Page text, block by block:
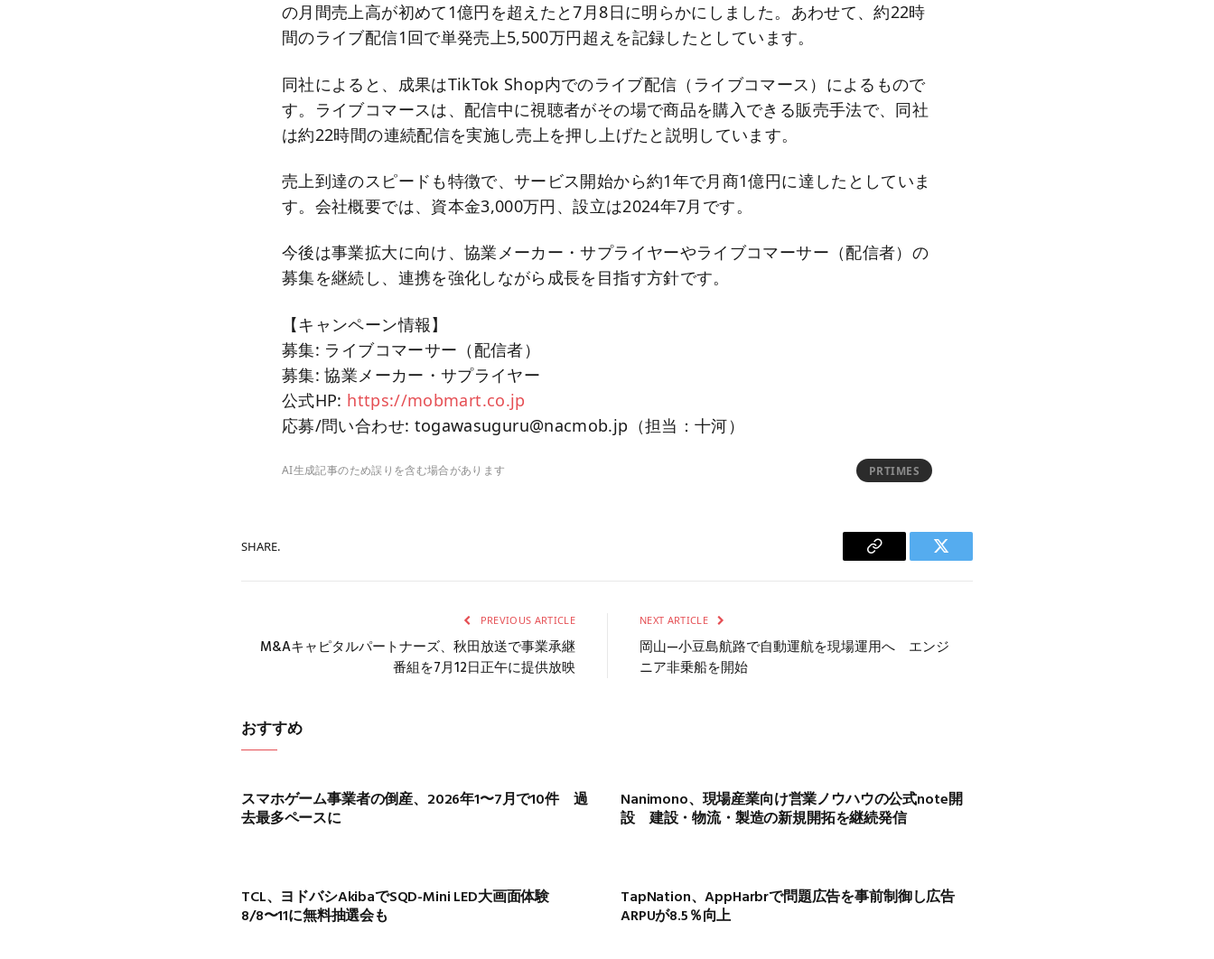
の月間売上高が初めて1億円を超えたと7月8日に明らかにしました。あわせて、約22時
間のライブ配信1回で単発売上5,500万円超えを記録したとしています。
同社によると、成果はTikTok Shop内でのライブ配信（ライブコマース）によるもので
す。ライブコマースは、配信中に視聴者がその場で商品を購入できる販売手法で、同社
は約22時間の連続配信を実施し売上を押し上げたと説明しています。
売上到達のスピードも特徴で、サービス開始から約1年で月商1億円に達したとしていま
す。会社概要では、資本金3,000万円、設立は2024年7月です。
今後は事業拡大に向け、協業メーカー・サプライヤーやライブコマーサー（配信者）の
募集を継続し、連携を強化しながら成長を目指す方針です。
【キャンペーン情報】
募集: ライブコマーサー（配信者）
募集: 協業メーカー・サプライヤー
公式HP: https://mobmart.co.jp
応募/問い合わせ: togawasuguru@nacmob.jp（担当：十河）
AI生成記事のため誤りを含む場合があります PRTIMES
SHARE.
Copy
Twitter
PREVIOUS ARTICLE
M&Aキャピタルパートナーズ、秋田放送で事業承継
番組を7月12日正午に提供放映
NEXT ARTICLE
岡山—小豆島航路で自動運航を現場運用へ エンジ
ニア非乗船を開始
おすすめ
スマホゲーム事業者の倒産、2026年1〜7月で10件 過
去最多ペースに
Nanimono、現場産業向け営業ノウハウの公式note開
設 建設・物流・製造の新規開拓を継続発信
TCL、ヨドバシAkibaでSQD-Mini LED大画面体験
8/8〜11に無料抽選会も
TapNation、AppHarbrで問題広告を事前制御し広告
ARPUが8.5％向上